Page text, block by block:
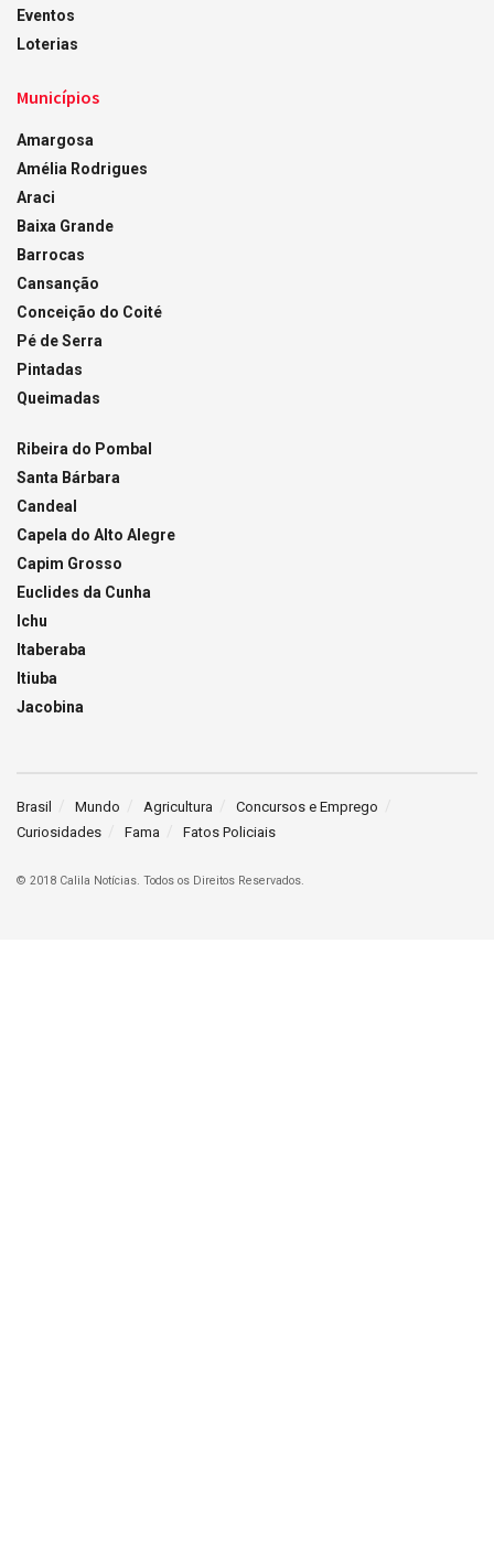
Eventos
Loterias
Municípios
Amargosa
Amélia Rodrigues
Araci
Baixa Grande
Barrocas
Cansanção
Conceição do Coité
Pé de Serra
Pintadas
Queimadas
Ribeira do Pombal
Santa Bárbara
Candeal
Capela do Alto Alegre
Capim Grosso
Euclides da Cunha
Ichu
Itaberaba
Itiuba
Jacobina
Brasil Mundo Agricultura
Concursos e Emprego
Curiosidades
Fama Fatos Policiais
© 2018 Calila Notícias. Todos os Direitos Reservados.